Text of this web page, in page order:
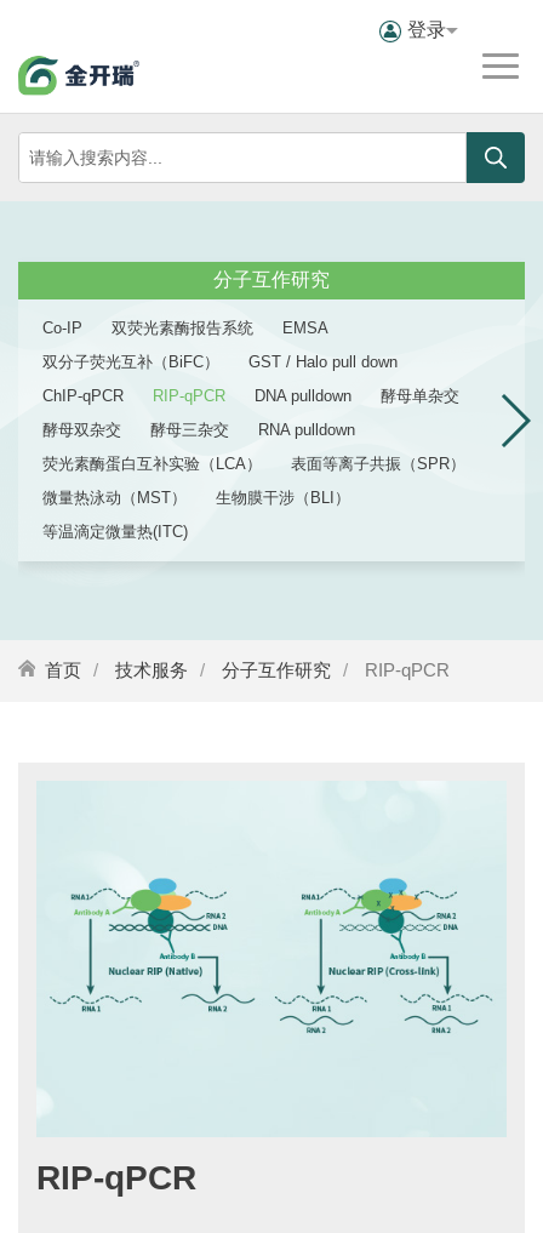
登录
分子互作研究
Co-IP 双荧光素酶报告系统
EMSA
双分子荧光互补（BiFC）
GST / Halo pull down
ChIP-qPCR
RIP-qPCR DNA pulldown
酵母单杂交
酵母双杂交
酵母三杂交
RNA pulldown
荧光素酶蛋白互补实验（LCA）
表面等离子共振（SPR）
微量热泳动（MST）
生物膜干涉（BLI）
等温滴定微量热(ITC)
首页 技术服务 分子互作研究 RIP-qPCR
RIP-qPCR